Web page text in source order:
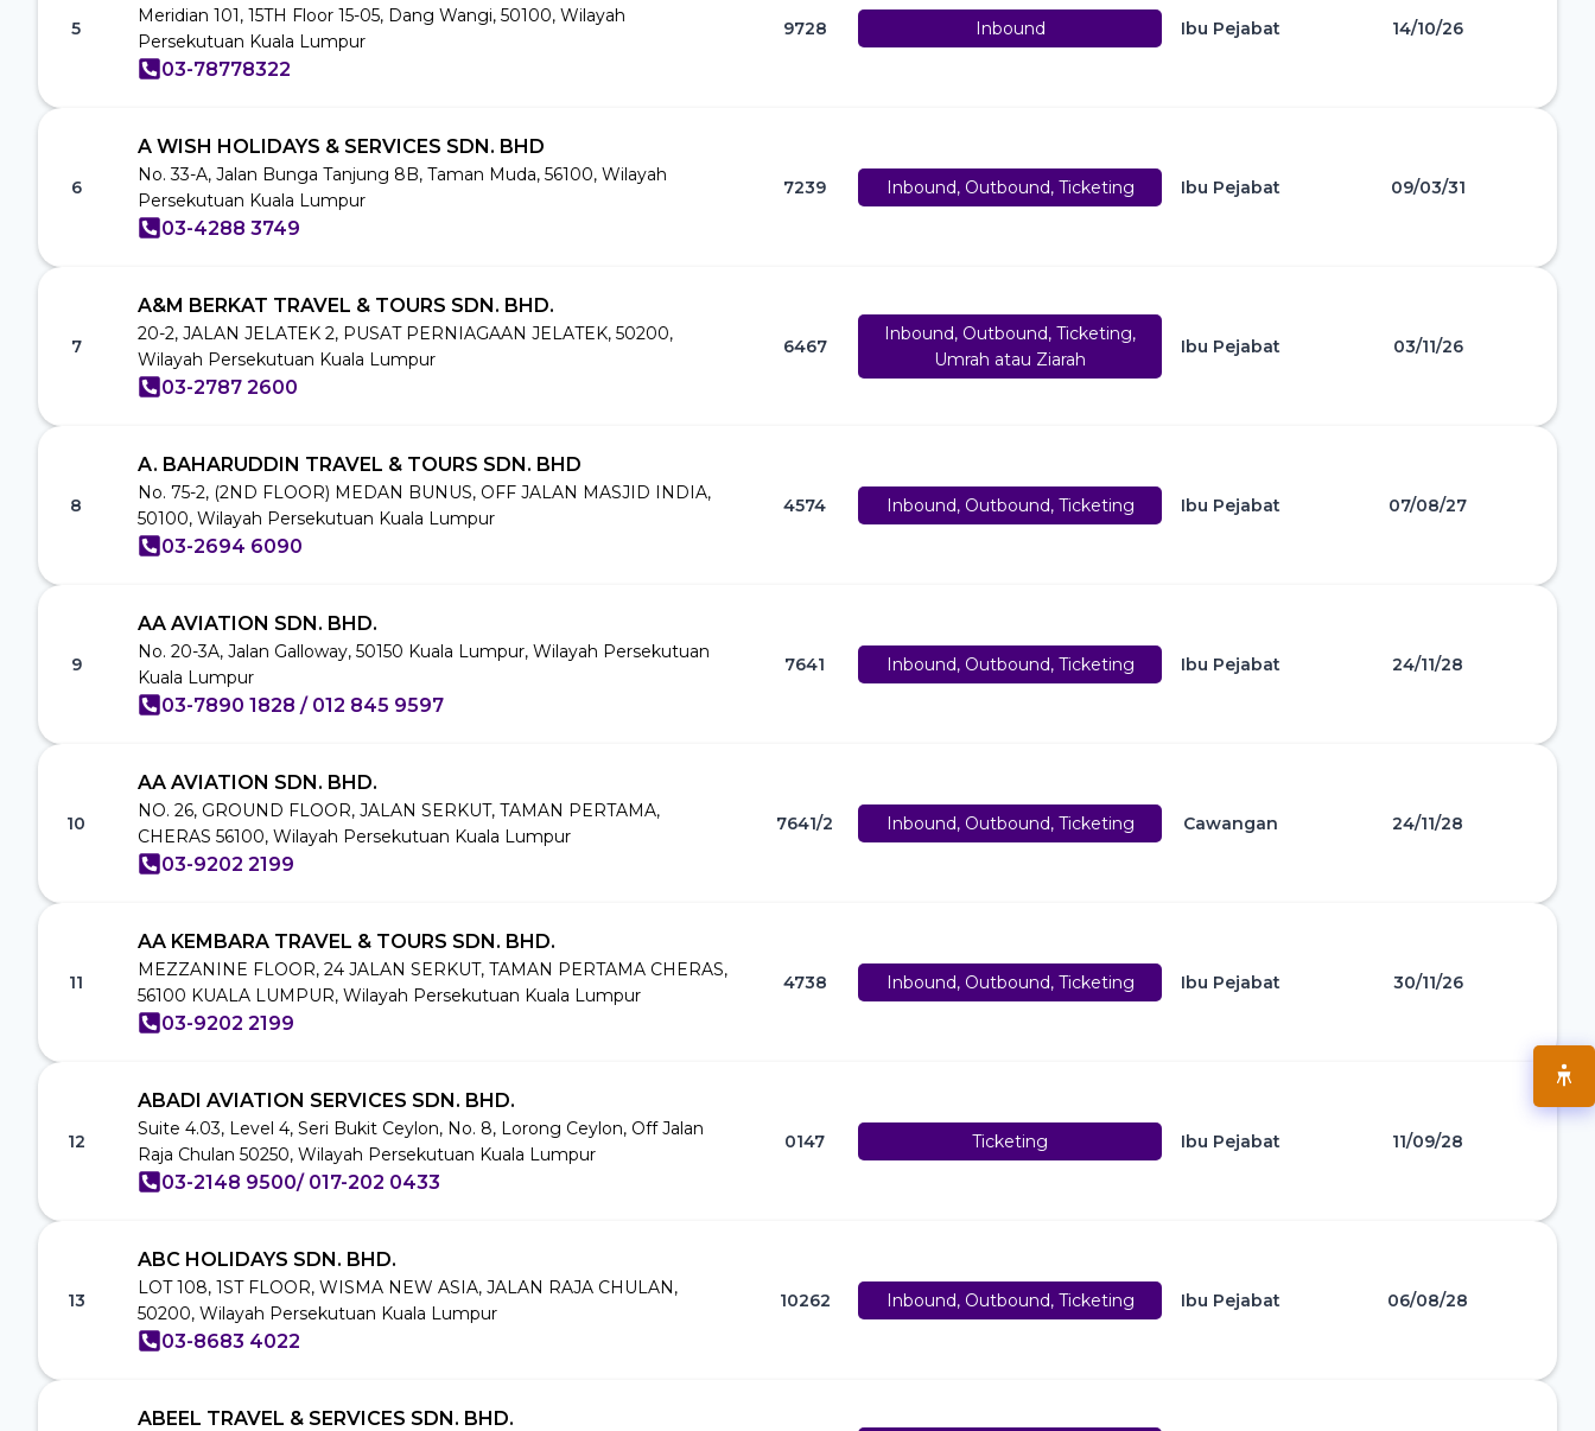
5
Meridian 101, 15TH Floor 15-05, Dang Wangi, 50100, Wilayah
Persekutuan Kuala Lumpur
03-78778322
9728 Inbound Ibu Pejabat 14/10/26
6
A WISH HOLIDAYS & SERVICES SDN. BHD
No. 33-A, Jalan Bunga Tanjung 8B, Taman Muda, 56100, Wilayah
Persekutuan Kuala Lumpur
03-4288 3749
7239 Inbound, Outbound, Ticketing Ibu Pejabat 09/03/31
7
A&M BERKAT TRAVEL & TOURS SDN. BHD.
20-2, JALAN JELATEK 2, PUSAT PERNIAGAAN JELATEK, 50200,
Wilayah Persekutuan Kuala Lumpur
03-2787 2600
6467
Inbound, Outbound, Ticketing,
Umrah atau Ziarah
Ibu Pejabat 03/11/26
8
A. BAHARUDDIN TRAVEL & TOURS SDN. BHD
No. 75-2, (2ND FLOOR) MEDAN BUNUS, OFF JALAN MASJID INDIA,
50100, Wilayah Persekutuan Kuala Lumpur
03-2694 6090
4574 Inbound, Outbound, Ticketing Ibu Pejabat 07/08/27
9
AA AVIATION SDN. BHD.
No. 20-3A, Jalan Galloway, 50150 Kuala Lumpur, Wilayah Persekutuan
Kuala Lumpur
03-7890 1828 / 012 845 9597
7641 Inbound, Outbound, Ticketing Ibu Pejabat 24/11/28
10
AA AVIATION SDN. BHD.
NO. 26, GROUND FLOOR, JALAN SERKUT, TAMAN PERTAMA,
CHERAS 56100, Wilayah Persekutuan Kuala Lumpur
03-9202 2199
7641/2 Inbound, Outbound, Ticketing Cawangan 24/11/28
11
AA KEMBARA TRAVEL & TOURS SDN. BHD.
MEZZANINE FLOOR, 24 JALAN SERKUT, TAMAN PERTAMA CHERAS,
56100 KUALA LUMPUR, Wilayah Persekutuan Kuala Lumpur
03-9202 2199
4738 Inbound, Outbound, Ticketing Ibu Pejabat 30/11/26
12
ABADI AVIATION SERVICES SDN. BHD.
Suite 4.03, Level 4, Seri Bukit Ceylon, No. 8, Lorong Ceylon, Off Jalan
Raja Chulan 50250, Wilayah Persekutuan Kuala Lumpur
03-2148 9500/ 017-202 0433
0147 Ticketing Ibu Pejabat 11/09/28
13
ABC HOLIDAYS SDN. BHD.
LOT 108, 1ST FLOOR, WISMA NEW ASIA, JALAN RAJA CHULAN,
50200, Wilayah Persekutuan Kuala Lumpur
03-8683 4022
10262 Inbound, Outbound, Ticketing Ibu Pejabat 06/08/28
ABEEL TRAVEL & SERVICES SDN. BHD.